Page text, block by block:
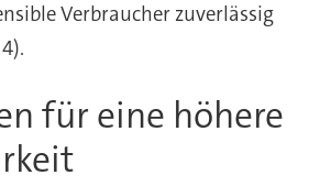
Verbraucher zuverlässig
für eine höhere